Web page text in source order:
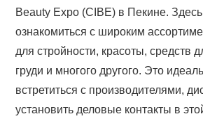
Beauty Expo (CIBE) в Пекине.
ознакомиться с широким
для стройности, красоты, средств
груди и многого другого. Это
встретиться с производителями,
установить деловые контакты в